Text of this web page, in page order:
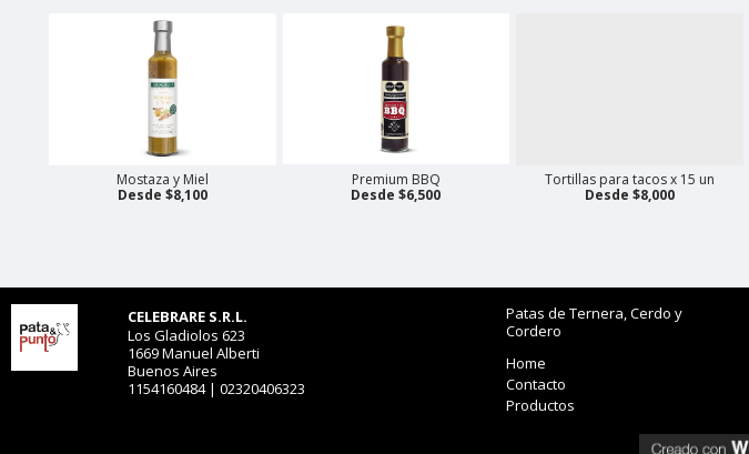
Mostaza y Miel
Desde $8,100
Premium BBQ
Desde $6,500
Tortillas para tacos x 15 un
Desde $8,000
CELEBRARE S.R.L.
Los Gladiolos 623
1669 Manuel Alberti
Buenos Aires
1154160484 | 02320406323
Patas de Ternera, Cerdo y
Cordero
Home
Contacto
Productos